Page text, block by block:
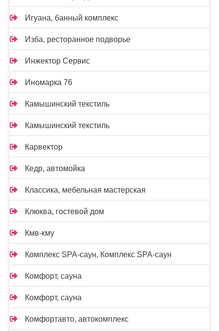
Игуана, банный комплекс
Изба, ресторанное подворье
Инжектор Сервис
Иномарка 76
Камышинский текстиль
Камышинский текстиль
Карвектор
Кедр, автомойка
Классика, мебельная мастерская
Клюква, гостевой дом
Кмв-кму
Комплекс SPA-саун, Комплекс SPA-саун
Комфорт, сауна
Комфорт, сауна
Комфортавто, автокомплекс